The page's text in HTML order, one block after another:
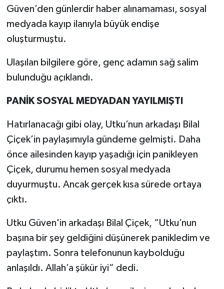
Güven’den günlerdir haber alınamaması, sosyal
medyada kayıp ilanıyla büyük endişe
oluşturmuştu.
Ulaşılan bilgilere göre, genç adamın sağ salim
bulunduğu açıklandı.
PANİK SOSYAL MEDYADAN YAYILMIŞTI
Hatırlanacağı gibi olay, Utku’nun arkadaşı Bilal
Çiçek’in paylaşımıyla gündeme gelmişti. Daha
önce ailesinden kayıp yaşadığı için panikleyen
Çiçek, durumu hemen sosyal medyada
duyurmuştu. Ancak gerçek kısa sürede ortaya
çıktı.
Utku Güven'in arkadaşı Bilal Çiçek, “Utku’nun
başına bir şey geldiğini düşünerek panikledim ve
paylaştım. Sonra telefonunun kaybolduğu
anlaşıldı. Allah’a şükür iyi” dedi.